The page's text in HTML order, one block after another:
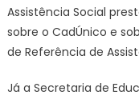
Assistência Social
sobre o CadÚnico e
de Referência de
Já a Secretaria de